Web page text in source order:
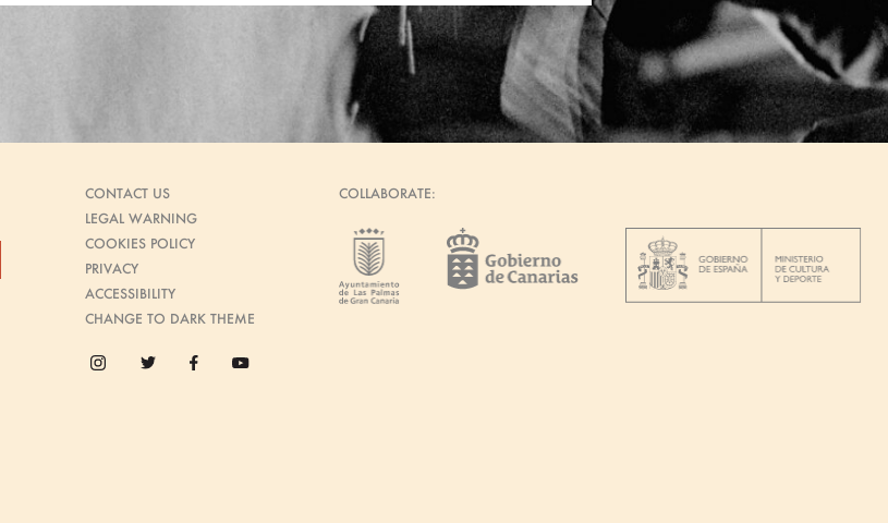
CONTACT US
LEGAL WARNING
COOKIES POLICY
PRIVACY
ACCESSIBILITY
CHANGE TO DARK THEME
COLLABORATE: